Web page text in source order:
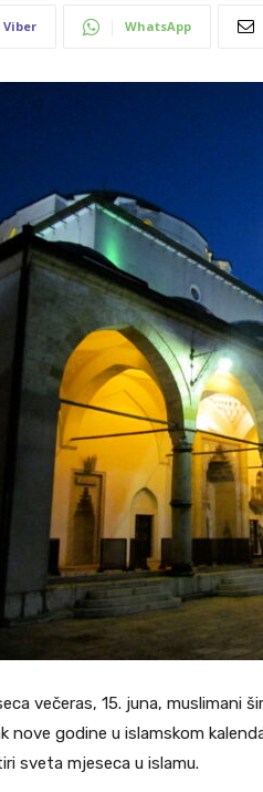
Viber WhatsApp
večeras, 15. juna, muslimani
nove godine u islamskom
sveta mjeseca u islamu.